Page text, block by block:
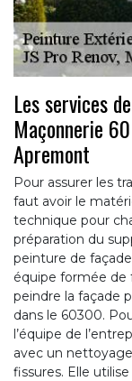
Les services
Maçonnerie
Apremont
Pour assurer les
faut avoir le
technique pour
préparation du
peinture de
équipe formée de
peindre la façade
dans le 60300.
l’équipe de
avec un
fissures. Elle